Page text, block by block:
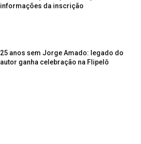
informações da inscrição
25 anos sem Jorge Amado: legado do
autor ganha celebração na Flipelô